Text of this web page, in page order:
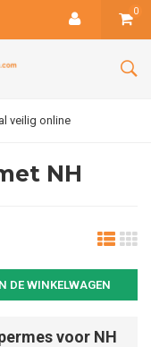
0
veilig online
NH
DE WINKELWAGEN
voor NH